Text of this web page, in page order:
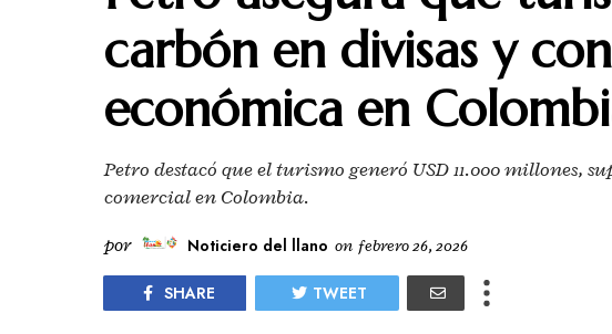
carbón en divisas y
económica en
Petro destacó que el turismo generó USD 11.000 millones,
comercial en Colombia.
por Noticiero del llano on febrero 26, 2026
SHARE TWEET